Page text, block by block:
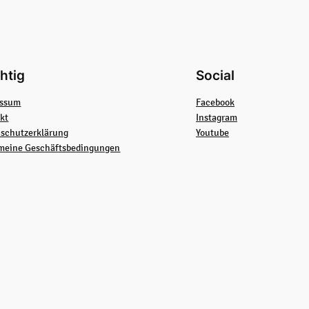
Geschäftsbedingungen
Social
Facebook
Instagram
Youtube